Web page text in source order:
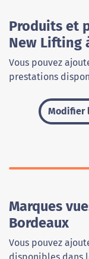
Produits et
New Lifting
Vous pouvez
prestations
Modifier
Marques
Bordeaux
Vous pouvez